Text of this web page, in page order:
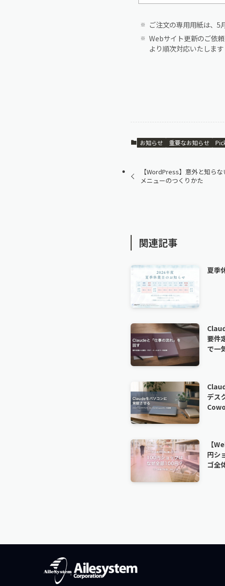
ご注文の専用用紙は、5
Webサイト更新のご依
より順次対応いたします
お知らせ 重要なお知らせ
【WordPress】意外と知ら
メニューのつくりかた
関連記事
夏季
要件
で一
デス
【
円シ
ゴ全